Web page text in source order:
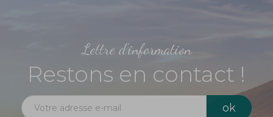
Lettre d'information
Restons en contact !